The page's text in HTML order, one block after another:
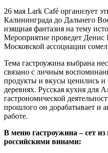
26 мая Lark Café организует
Калининграда до Дальнего
изящная фантазия на тему
Мероприятие проведет
Московской ассоциации
Тема гастроужина выбрана
связано с личным
продукты и вкусы ценились
деревнях. Русская кухня для
гастрономической
прошлого он дорабатывает и
работе.
В меню гастроужина – сет
российскими винами: